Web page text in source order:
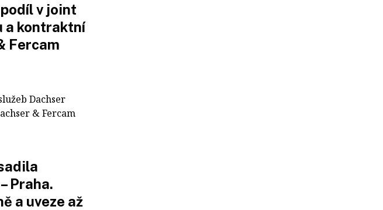
v joint
a kontraktní
Fercam
Dachser
& Fercam
Praha.
a uveze až